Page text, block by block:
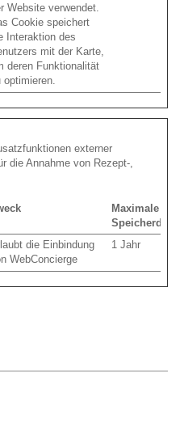
Website verwendet.
Cookie speichert
Interaktion des
mit der Karte,
deren Funktionalität
optimieren.
externer
die Annahme von Rezept-,
Maximale
Speicherdauer
die Einbindung
WebConcierge
1 Jahr